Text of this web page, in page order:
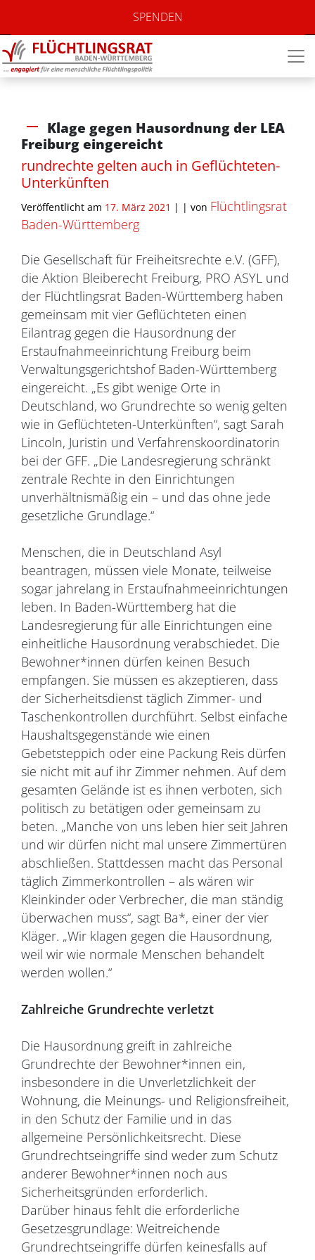
SPENDEN
Klage gegen Hausordnung der LEA
Freiburg eingereicht
rundrechte gelten auch in Geflüchteten-
Unterkünften
Veröffentlicht am 17. März 2021 | | von Flüchtlingsrat
Baden-Württemberg
Die Gesellschaft für Freiheitsrechte e.V. (GFF),
die Aktion Bleiberecht Freiburg, PRO ASYL und
der Flüchtlingsrat Baden-Württemberg haben
gemeinsam mit vier Geflüchteten einen
Eilantrag gegen die Hausordnung der
Erstaufnahmeeinrichtung Freiburg beim
Verwaltungsgerichtshof Baden-Württemberg
eingereicht. „Es gibt wenige Orte in
Deutschland, wo Grundrechte so wenig gelten
wie in Geflüchteten-Unterkünften“, sagt Sarah
Lincoln, Juristin und Verfahrenskoordinatorin
bei der GFF. „Die Landesregierung schränkt
zentrale Rechte in den Einrichtungen
unverhältnismäßig ein – und das ohne jede
gesetzliche Grundlage.“
Menschen, die in Deutschland Asyl
beantragen, müssen viele Monate, teilweise
sogar jahrelang in Erstaufnahmeeinrichtungen
leben. In Baden-Württemberg hat die
Landesregierung für alle Einrichtungen eine
einheitliche Hausordnung verabschiedet. Die
Bewohner*innen dürfen keinen Besuch
empfangen. Sie müssen es akzeptieren, dass
der Sicherheitsdienst täglich Zimmer- und
Taschenkontrollen durchführt. Selbst einfache
Haushaltsgegenstände wie einen
Gebetsteppich oder eine Packung Reis dürfen
sie nicht mit auf ihr Zimmer nehmen. Auf dem
gesamten Gelände ist es ihnen verboten, sich
politisch zu betätigen oder gemeinsam zu
beten. „Manche von uns leben hier seit Jahren
und wir dürfen nicht mal unsere Zimmertüren
abschließen. Stattdessen macht das Personal
täglich Zimmerkontrollen – als wären wir
Kleinkinder oder Verbrecher, die man ständig
überwachen muss“, sagt Ba*, einer der vier
Kläger. „Wir klagen gegen die Hausordnung,
weil wir wie normale Menschen behandelt
werden wollen.“
Zahlreiche Grundrechte verletzt
Die Hausordnung greift in zahlreiche
Grundrechte der Bewohner*innen ein,
insbesondere in die Unverletzlichkeit der
Wohnung, die Meinungs- und Religionsfreiheit,
in den Schutz der Familie und in das
allgemeine Persönlichkeitsrecht. Diese
Grundrechtseingriffe sind weder zum Schutz
anderer Bewohner*innen noch aus
Sicherheitsgründen erforderlich.
Darüber hinaus fehlt die erforderliche
Gesetzesgrundlage: Weitreichende
Grundrechtseingriffe dürfen keinesfalls auf